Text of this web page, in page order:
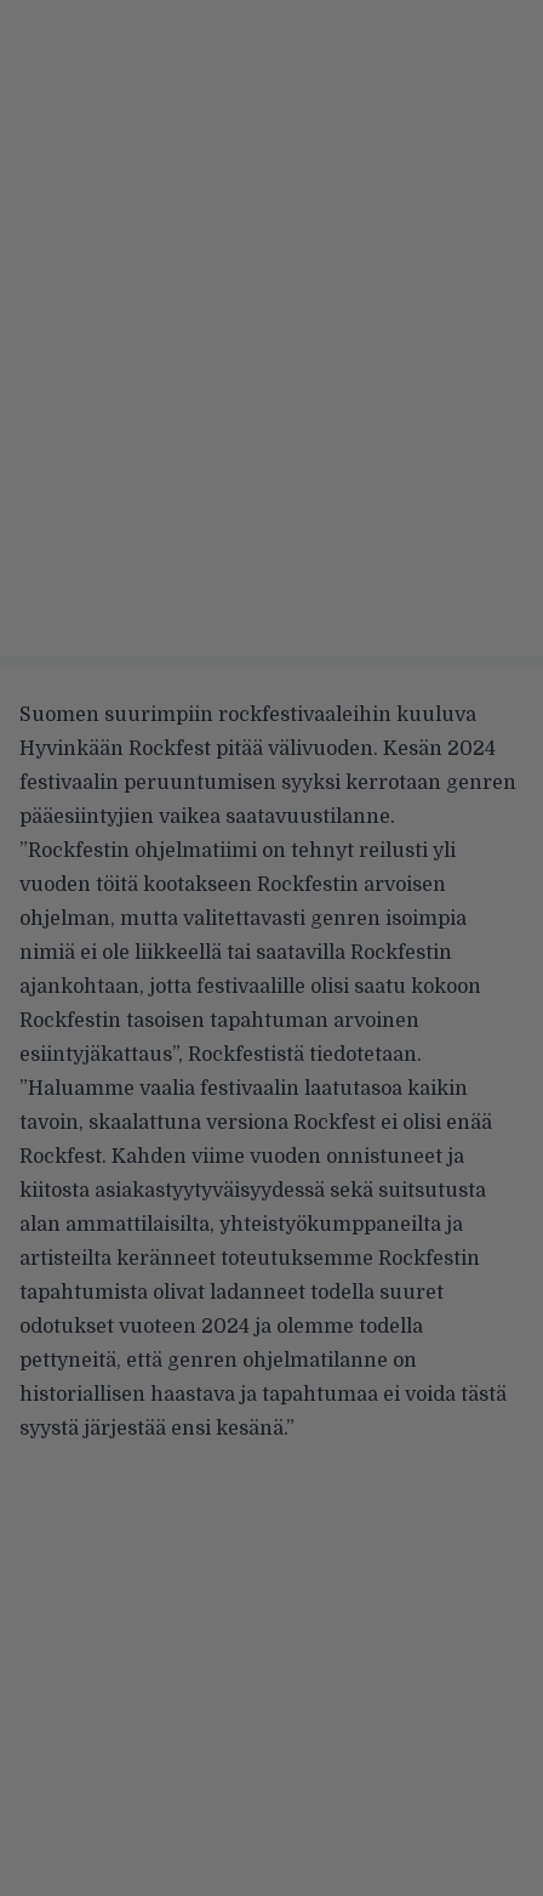
Suomen suurimpiin rockfestivaaleihin kuuluva
Hyvinkään Rockfest pitää välivuoden. Kesän 2024
festivaalin peruuntumisen syyksi kerrotaan genren
pääesiintyjien vaikea saatavuustilanne.
”Rockfestin ohjelmatiimi on tehnyt reilusti yli
vuoden töitä kootakseen Rockfestin arvoisen
ohjelman, mutta valitettavasti genren isoimpia
nimiä ei ole liikkeellä tai saatavilla Rockfestin
ajankohtaan, jotta festivaalille olisi saatu kokoon
Rockfestin tasoisen tapahtuman arvoinen
esiintyjäkattaus”, Rockfestistä tiedotetaan.
”Haluamme vaalia festivaalin laatutasoa kaikin
tavoin, skaalattuna versiona Rockfest ei olisi enää
Rockfest. Kahden viime vuoden onnistuneet ja
kiitosta asiakastyytyväisyydessä sekä suitsutusta
alan ammattilaisilta, yhteistyökumppaneilta ja
artisteilta keränneet toteutuksemme Rockfestin
tapahtumista olivat ladanneet todella suuret
odotukset vuoteen 2024 ja olemme todella
pettyneitä, että genren ohjelmatilanne on
historiallisen haastava ja tapahtumaa ei voida tästä
syystä järjestää ensi kesänä.”